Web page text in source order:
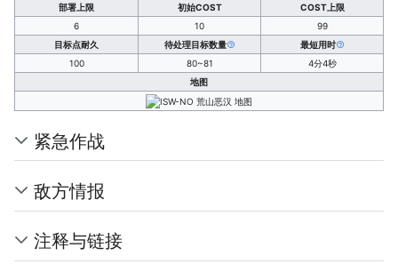
部署上限 初始COST
COST上限
6
10
99
目标点耐久
待处理目标数量
最短用时
100
80~81
4分4秒
地图
紧急作战
敌方情报
注释与链接